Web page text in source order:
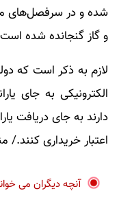
شده و در سرفصل‌های
و گاز گنجانده شده
لازم به ذکر است که
الکترونیکی به جای
دارند به جای دریافت
اعتبار خریداری کنند./
آنچه دیگران می